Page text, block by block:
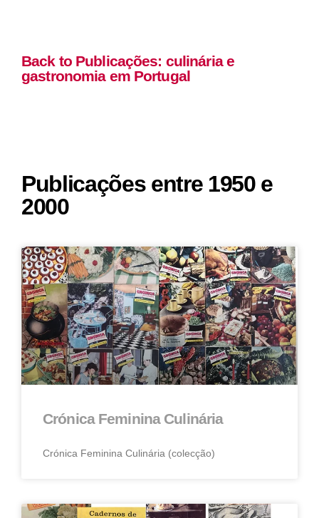
Back to Publicações: culinária e
gastronomia em Portugal
Publicações entre 1950 e
2000
Crónica Feminina Culinária
Crónica Feminina Culinária (colecção)